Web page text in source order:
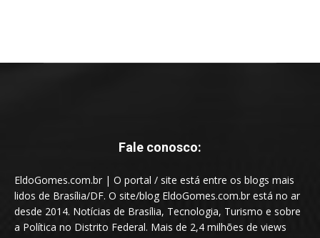
Fale conosco:
EldoGomes.com.br | O portal / site está entre os blogs mais
lidos de Brasília/DF. O site/blog EldoGomes.com.br está no ar
desde 2014. Notícias de Brasília, Tecnologia, Turismo e sobre
a Política no Distrito Federal. Mais de 2,4 milhões de views